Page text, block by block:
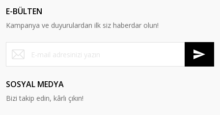
E-BÜLTEN
Kampanya ve duyurulardan ilk siz haberdar olun!
SOSYAL MEDYA
Bizi takip edin, kârlı çıkın!